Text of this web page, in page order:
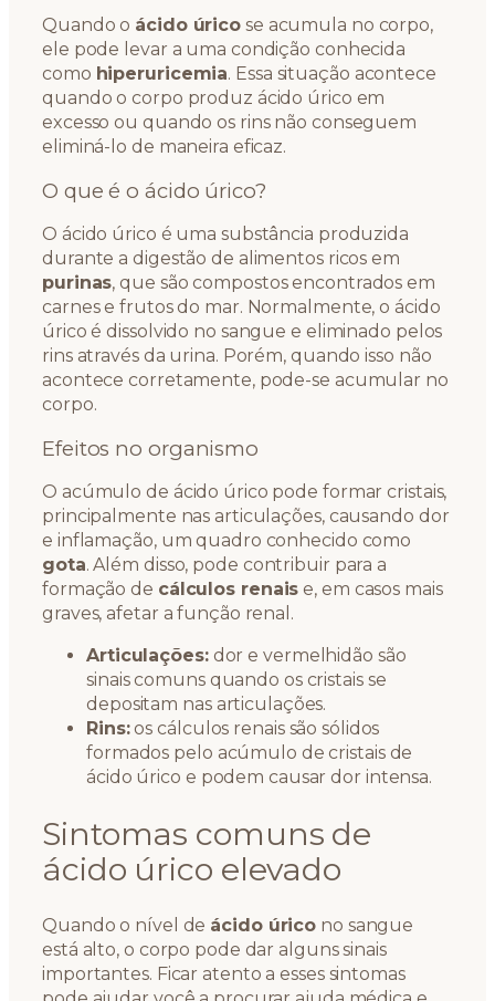
Quando o ácido úrico se acumula no corpo,
ele pode levar a uma condição conhecida
como hiperuricemia. Essa situação acontece
quando o corpo produz ácido úrico em
excesso ou quando os rins não conseguem
eliminá-lo de maneira eficaz.
O que é o ácido úrico?
O ácido úrico é uma substância produzida
durante a digestão de alimentos ricos em
purinas, que são compostos encontrados em
carnes e frutos do mar. Normalmente, o ácido
úrico é dissolvido no sangue e eliminado pelos
rins através da urina. Porém, quando isso não
acontece corretamente, pode-se acumular no
corpo.
Efeitos no organismo
O acúmulo de ácido úrico pode formar cristais,
principalmente nas articulações, causando dor
e inflamação, um quadro conhecido como
gota. Além disso, pode contribuir para a
formação de cálculos renais e, em casos mais
graves, afetar a função renal.
Articulações:dor e vermelhidão são
sinais comuns quando os cristais se
depositam nas articulações.
Rins:os cálculos renais são sólidos
formados pelo acúmulo de cristais de
ácido úrico e podem causar dor intensa.
Sintomas comuns de
ácido úrico elevado
Quando o nível de ácido úrico no sangue
está alto, o corpo pode dar alguns sinais
importantes. Ficar atento a esses sintomas